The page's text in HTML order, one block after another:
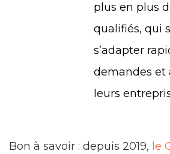
plus en plus
qualifiés, qui
s’adapter
demandes et
leurs
Bon à savoir : depuis 2019, le